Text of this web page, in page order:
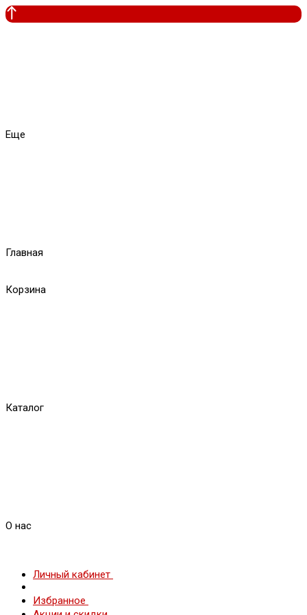
Еще
Главная
Корзина
Каталог
О нас
Личный кабинет
Избранное